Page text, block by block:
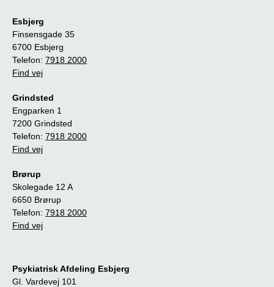
Esbjerg
Finsensgade 35
6700 Esbjerg
Telefon: 7918 2000
Find vej
Grindsted
Engparken 1
7200 Grindsted
Telefon: 7918 2000
Find vej
Brørup
Skolegade 12 A
6650 Brørup
Telefon: 7918 2000
Find vej
Psykiatrisk Afdeling Esbjerg
Gl. Vardevej 101